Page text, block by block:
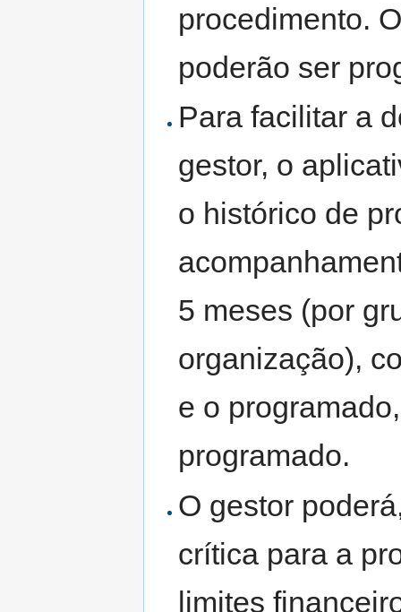
procedimento.
poderão ser
Para facilitar a
gestor, o
o histórico de
5 meses (por
organização),
e o
programado.
O gestor
crítica para a
limites